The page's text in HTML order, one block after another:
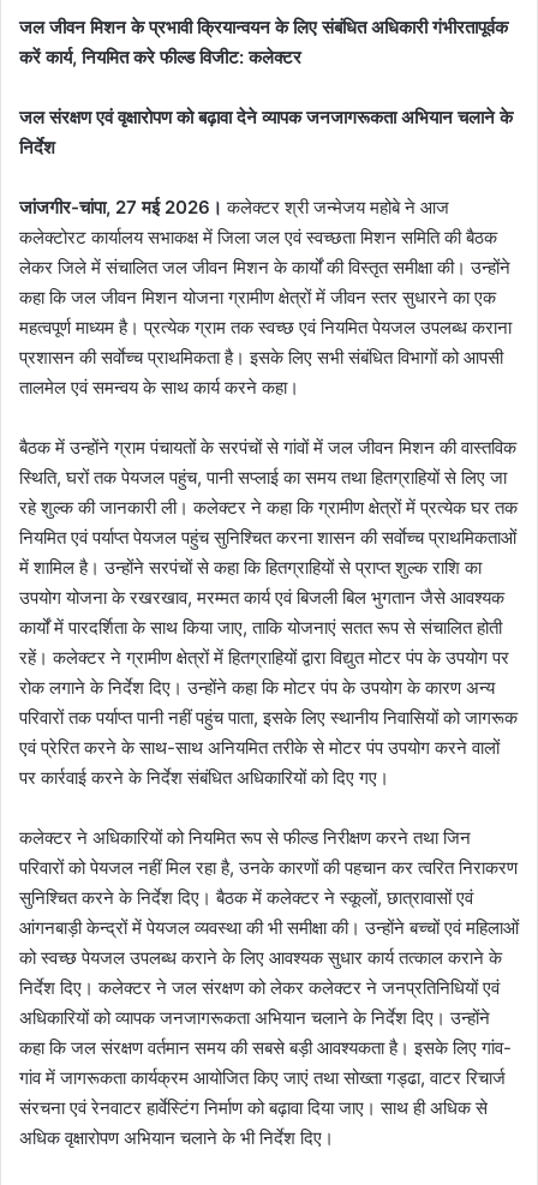
जल जीवन मिशन के प्रभावी क्रियान्वयन के लिए संबंधित अधिकारी गंभीरतापूर्वक
करें कार्य, नियमित करे फील्ड विजीट: कलेक्टर
जल संरक्षण एवं वृक्षारोपण को बढ़ावा देने व्यापक जनजागरूकता अभियान चलाने के
निर्देश
जांजगीर-चांपा, 27 मई 2026। कलेक्टर श्री जन्मेजय महोबे ने आज
कलेक्टोरट कार्यालय सभाकक्ष में जिला जल एवं स्वच्छता मिशन समिति की बैठक
लेकर जिले में संचालित जल जीवन मिशन के कार्यों की विस्तृत समीक्षा की। उन्होंने
कहा कि जल जीवन मिशन योजना ग्रामीण क्षेत्रों में जीवन स्तर सुधारने का एक
महत्वपूर्ण माध्यम है। प्रत्येक ग्राम तक स्वच्छ एवं नियमित पेयजल उपलब्ध कराना
प्रशासन की सर्वाेच्च प्राथमिकता है। इसके लिए सभी संबंधित विभागों को आपसी
तालमेल एवं समन्वय के साथ कार्य करने कहा।
बैठक में उन्होंने ग्राम पंचायतों के सरपंचों से गांवों में जल जीवन मिशन की वास्तविक
स्थिति, घरों तक पेयजल पहुंच, पानी सप्लाई का समय तथा हितग्राहियों से लिए जा
रहे शुल्क की जानकारी ली। कलेक्टर ने कहा कि ग्रामीण क्षेत्रों में प्रत्येक घर तक
नियमित एवं पर्याप्त पेयजल पहुंच सुनिश्चित करना शासन की सर्वाेच्च प्राथमिकताओं
में शामिल है। उन्होंने सरपंचों से कहा कि हितग्राहियों से प्राप्त शुल्क राशि का
उपयोग योजना के रखरखाव, मरम्मत कार्य एवं बिजली बिल भुगतान जैसे आवश्यक
कार्यों में पारदर्शिता के साथ किया जाए, ताकि योजनाएं सतत रूप से संचालित होती
रहें। कलेक्टर ने ग्रामीण क्षेत्रों में हितग्राहियों द्वारा विद्युत मोटर पंप के उपयोग पर
रोक लगाने के निर्देश दिए। उन्होंने कहा कि मोटर पंप के उपयोग के कारण अन्य
परिवारों तक पर्याप्त पानी नहीं पहुंच पाता, इसके लिए स्थानीय निवासियों को जागरूक
एवं प्रेरित करने के साथ-साथ अनियमित तरीके से मोटर पंप उपयोग करने वालों
पर कार्रवाई करने के निर्देश संबंधित अधिकारियों को दिए गए।
कलेक्टर ने अधिकारियों को नियमित रूप से फील्ड निरीक्षण करने तथा जिन
परिवारों को पेयजल नहीं मिल रहा है, उनके कारणों की पहचान कर त्वरित निराकरण
सुनिश्चित करने के निर्देश दिए। बैठक में कलेक्टर ने स्कूलों, छात्रावासों एवं
आंगनबाड़ी केन्द्रों में पेयजल व्यवस्था की भी समीक्षा की। उन्होंने बच्चों एवं महिलाओं
को स्वच्छ पेयजल उपलब्ध कराने के लिए आवश्यक सुधार कार्य तत्काल कराने के
निर्देश दिए। कलेक्टर ने जल संरक्षण को लेकर कलेक्टर ने जनप्रतिनिधियों एवं
अधिकारियों को व्यापक जनजागरूकता अभियान चलाने के निर्देश दिए। उन्होंने
कहा कि जल संरक्षण वर्तमान समय की सबसे बड़ी आवश्यकता है। इसके लिए गांव-
गांव में जागरूकता कार्यक्रम आयोजित किए जाएं तथा सोख्ता गड्ढा, वाटर रिचार्ज
संरचना एवं रेनवाटर हार्वेस्टिंग निर्माण को बढ़ावा दिया जाए। साथ ही अधिक से
अधिक वृक्षारोपण अभियान चलाने के भी निर्देश दिए।